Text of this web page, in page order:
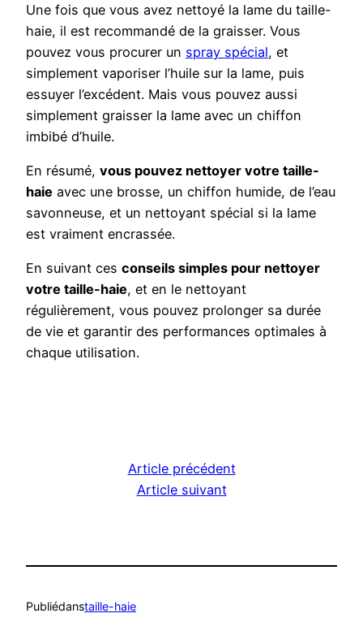
Une fois que vous avez nettoyé la lame du taille-
haie, il est recommandé de la graisser. Vous
pouvez vous procurer un spray spécial, et
simplement vaporiser l’huile sur la lame, puis
essuyer l’excédent. Mais vous pouvez aussi
simplement graisser la lame avec un chiffon
imbibé d’huile.
En résumé, vous pouvez nettoyer votre taille-
haie avec une brosse, un chiffon humide, de l’eau
savonneuse, et un nettoyant spécial si la lame
est vraiment encrassée.
En suivant ces conseils simples pour nettoyer
votre taille-haie, et en le nettoyant
régulièrement, vous pouvez prolonger sa durée
de vie et garantir des performances optimales à
chaque utilisation.
Article précédent
Article suivant
Publiédanstaille-haie